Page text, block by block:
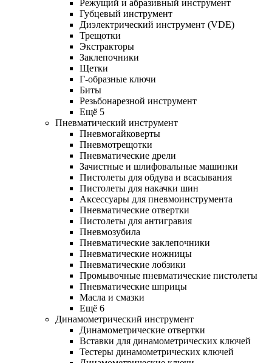
Режущий и абразивный инструмент
Губцевый инструмент
Диэлектрический инструмент (VDE)
Трещотки
Экстракторы
Заклепочники
Щетки
Г-образные ключи
Биты
Резьбонарезной инструмент
Ещё 5
Пневматический инструмент
Пневмогайковерты
Пневмотрещотки
Пневматические дрели
Зачистные и шлифовальные машинки
Пистолеты для обдува и всасывания
Пистолеты для накачки шин
Аксессуары для пневмоинструмента
Пневматические отвертки
Пистолеты для антигравия
Пневмозубила
Пневматические заклепочники
Пневматические ножницы
Пневматические лобзики
Промывочные пневматические пистолеты
Пневматические шприцы
Масла и смазки
Ещё 6
Динамометрический инструмент
Динамометрические отвертки
Вставки для динамометрических ключей
Тестеры динамометрических ключей